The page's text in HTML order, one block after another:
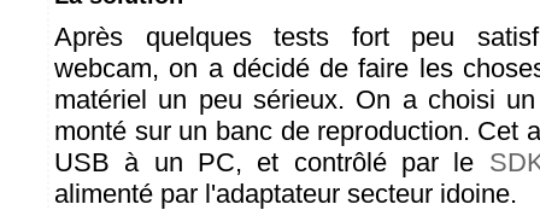
Après quelques tests fort peu
webcam, on a décidé de faire les
matériel un peu sérieux. On a choisi
monté sur un banc de reproduction. Cet
USB à un PC, et contrôlé par le
alimenté par l'adaptateur secteur idoine.